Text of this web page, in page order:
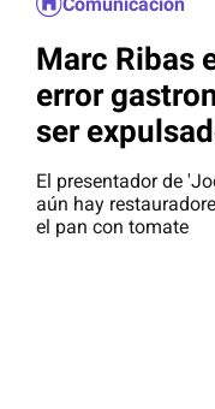
Marc Ribas
error
ser
El presentador de
aún hay
el pan con tomate